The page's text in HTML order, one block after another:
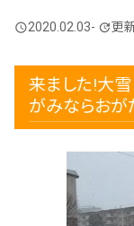
query_builder2020.02.03- update更
来ました!大
がみならおが